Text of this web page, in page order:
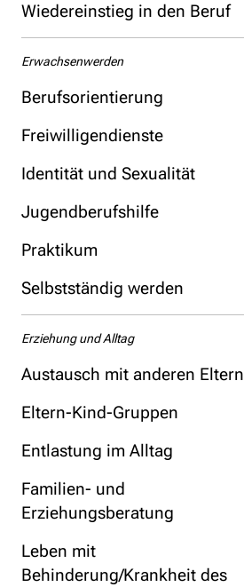
Wiedereinstieg in den Beruf
Erwachsenwerden
Berufsorientierung
Freiwilligendienste
Identität und Sexualität
Jugendberufshilfe
Praktikum
Selbstständig werden
Erziehung und Alltag
Austausch mit anderen Eltern
Eltern-Kind-Gruppen
Entlastung im Alltag
Familien- und
Erziehungsberatung
Leben mit
Behinderung/Krankheit des